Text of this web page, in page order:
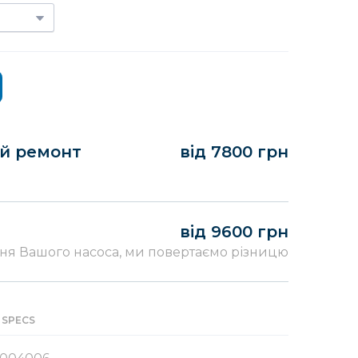
ремонт від 7800 грн
від 9600 грн
Вашого насоса, ми повертаємо різницю